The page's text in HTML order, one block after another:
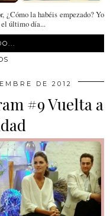
¿Cómo la habéis empezado? Yo
el último día...
DE 2012
#9 Vuelta a